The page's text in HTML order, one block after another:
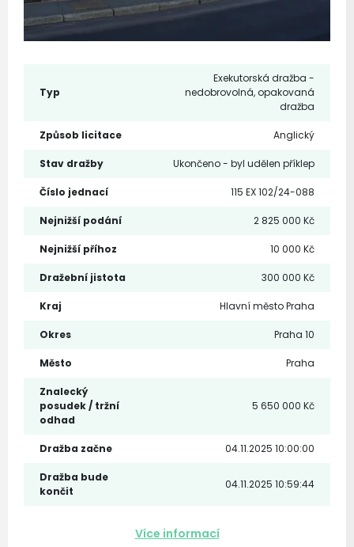
Typ
Exekutorská dražba -
nedobrovolná, opakovaná
dražba
Způsob licitace Anglický
Stav dražby Ukončeno - byl udělen příklep
Číslo jednací 115 EX 102/24-088
Nejnižší podání 2 825 000 Kč
Nejnižší příhoz 10 000 Kč
Dražební jistota 300 000 Kč
Kraj Hlavní město Praha
Okres Praha 10
Město Praha
Znalecký
posudek / tržní
odhad
5 650 000 Kč
Dražba začne 04.11.2025 10:00:00
Dražba bude
končit
04.11.2025 10:59:44
Více informací